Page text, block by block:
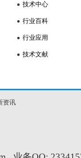
技术中心
行业百科
行业应用
技术文献
资讯